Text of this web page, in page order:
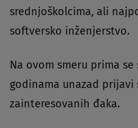
srednjoškolcima, ali
softversko inženjerstvo.
Na ovom smeru prima
godinama unazad prijavi
zainteresovanih đaka.